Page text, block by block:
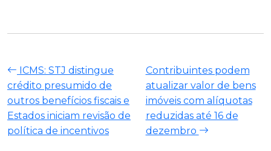
ICMS: STJ distingue
crédito presumido de
outros benefícios fiscais e
Estados iniciam revisão de
política de incentivos
Contribuintes podem
atualizar valor de bens
imóveis com alíquotas
reduzidas até 16 de
dezembro